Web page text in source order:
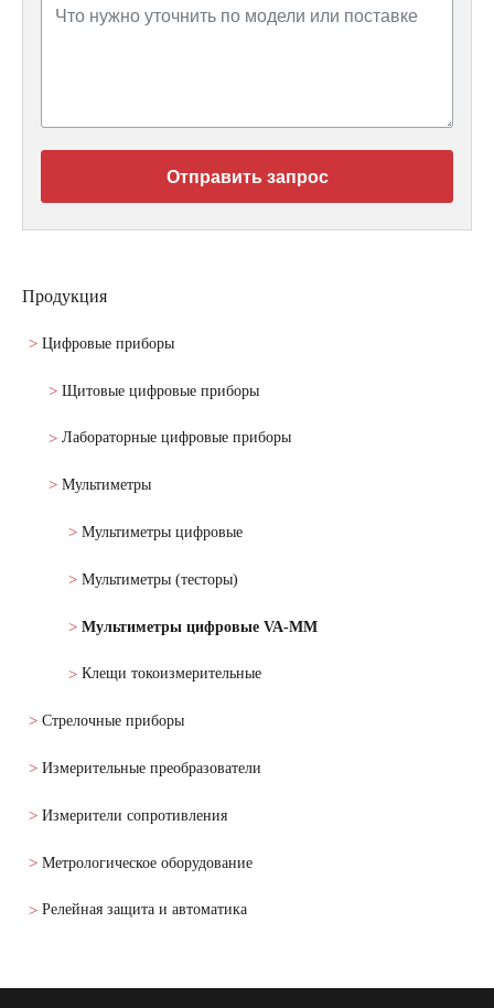
Продукция
Цифровые приборы
Щитовые цифровые приборы
Лабораторные цифровые приборы
Мультиметры
Мультиметры цифровые
Мультиметры (тесторы)
Мультиметры цифровые VA-MM
Клещи токоизмерительные
Стрелочные приборы
Измерительные преобразователи
Измерители сопротивления
Метрологическое оборудование
Релейная защита и автоматика
Отправить запрос